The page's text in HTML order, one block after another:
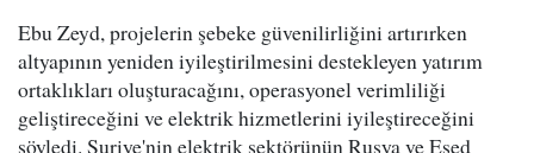
Ebu Zeyd, projelerin şebeke güvenilirliğini artırırken
altyapının yeniden iyileştirilmesini destekleyen yatırım
ortaklıkları oluşturacağını, operasyonel verimliliği
geliştireceğini ve elektrik hizmetlerini iyileştireceğini
söyledi. Suriye'nin elektrik sektörünün Rusya ve Esed